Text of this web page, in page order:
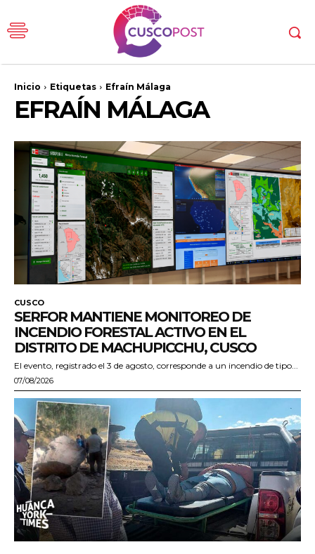
Inicio Etiquetas Efraín Málaga
EFRAÍN MÁLAGA
CUSCO
SERFOR MANTIENE MONITOREO DE
INCENDIO FORESTAL ACTIVO EN EL
DISTRITO DE MACHUPICCHU, CUSCO
El evento, registrado el 3 de agosto, corresponde a un incendio de tipo...
07/08/2026